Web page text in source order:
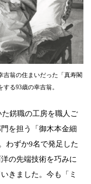
吉翁の住まいだった「真寿閣
る93歳の幸吉翁。
錺職の工房を職人ご
を担う「御木本金細
わずか9名で発足した
の先端技術を巧みに
きました。今も「ミ